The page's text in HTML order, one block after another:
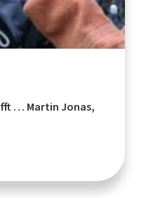
… Martin Jonas,